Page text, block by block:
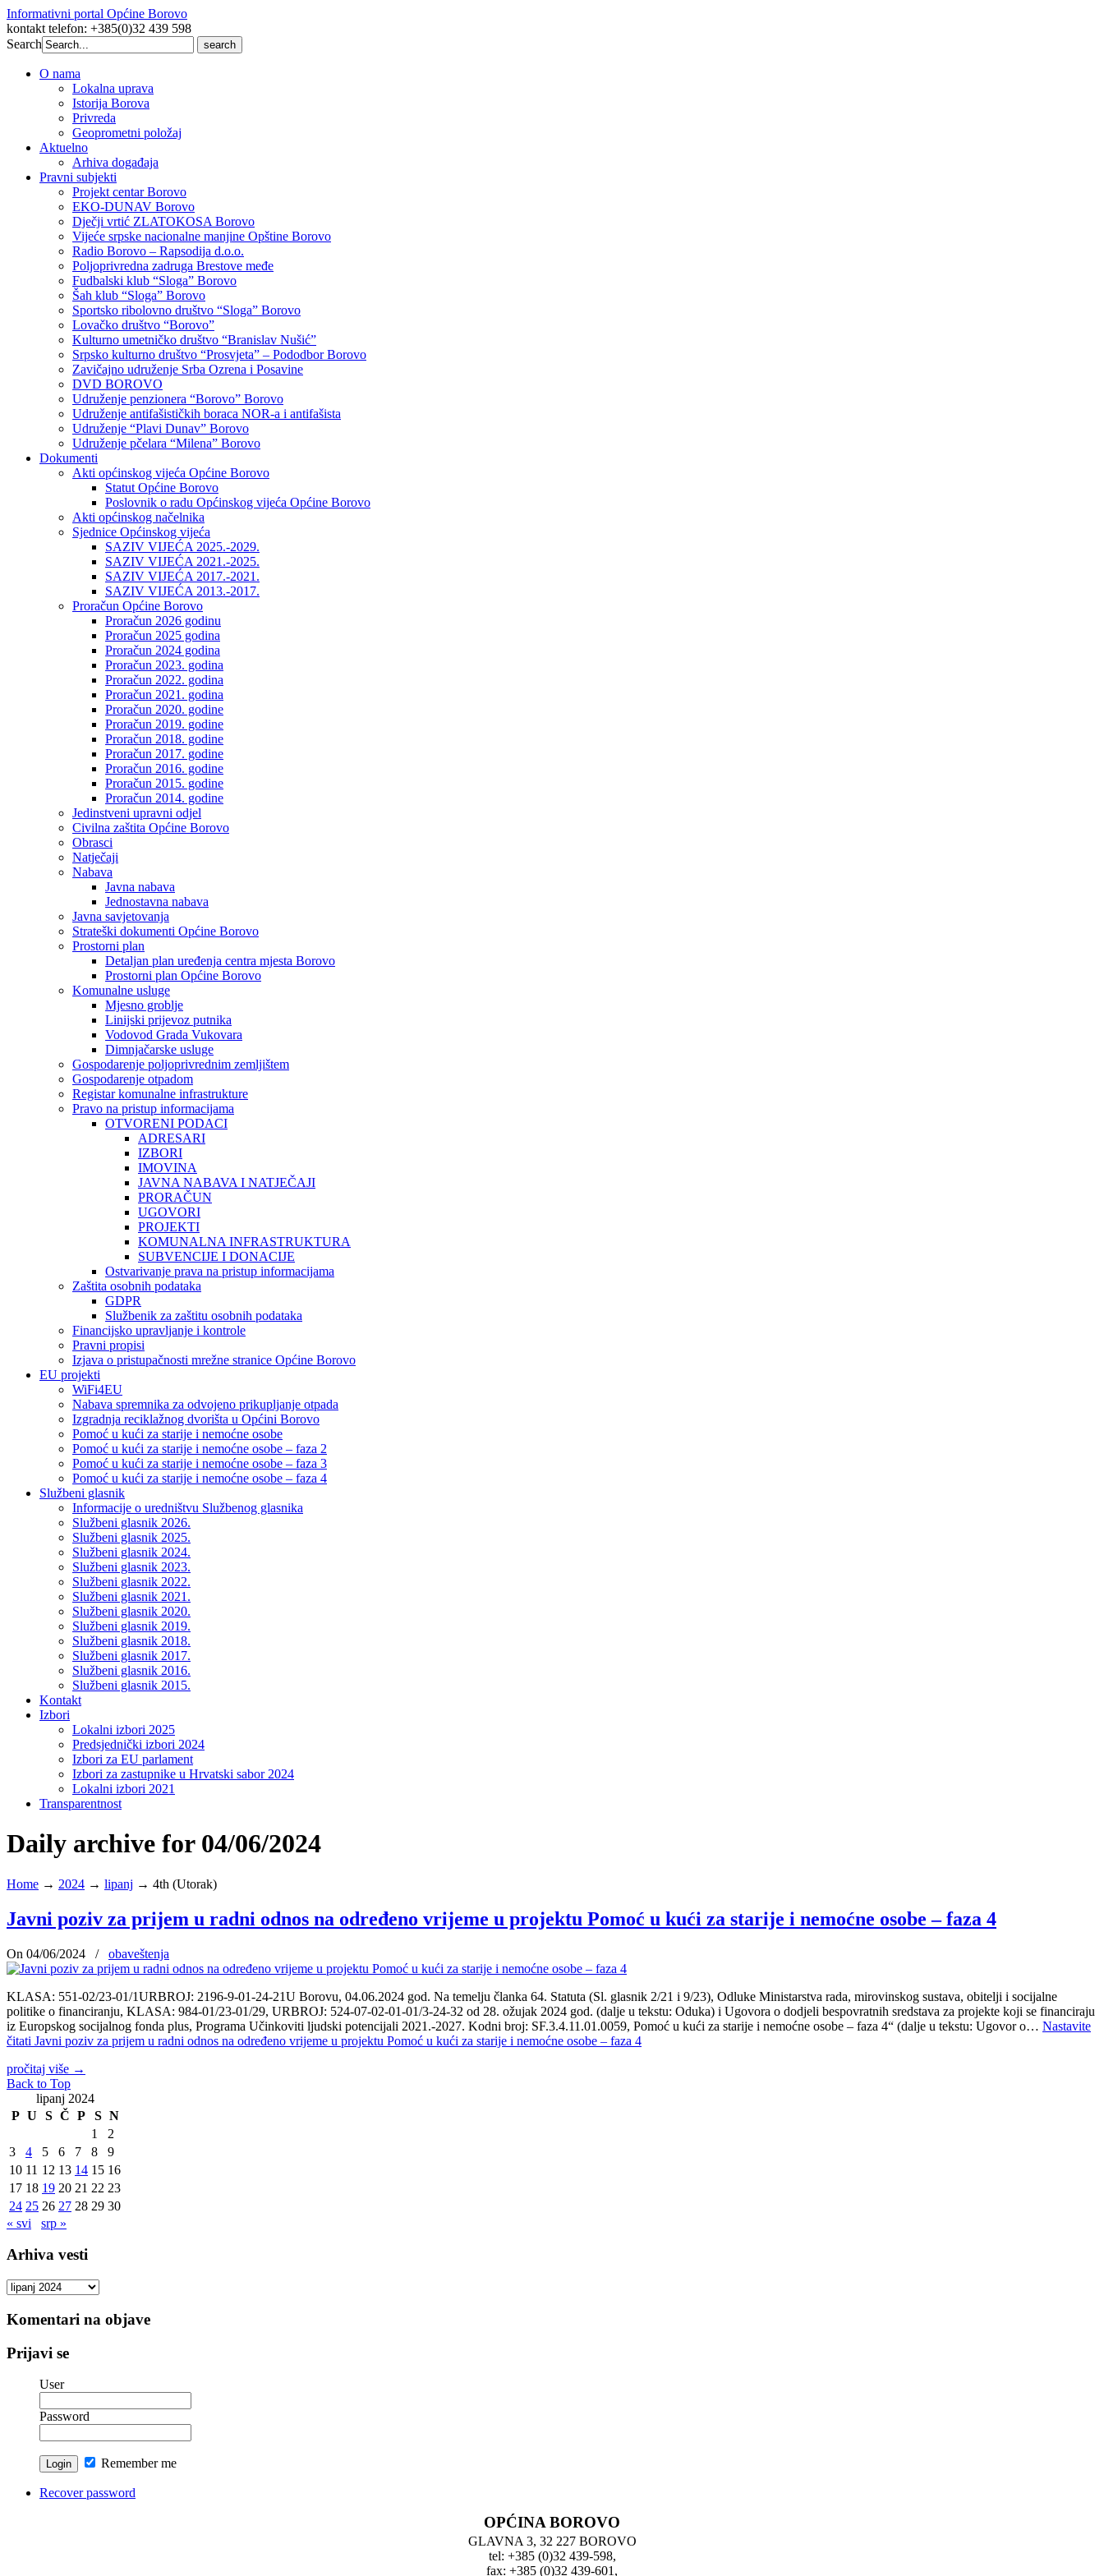
Informativni portal Općine Borovo
kontakt telefon: +385(0)32 439 598
Search
Search
O nama
Lokalna uprava
Istorija Borova
Privreda
Geoprometni položaj
Aktuelno
Arhiva događaja
Pravni subjekti
Projekt centar Borovo
EKO-DUNAV Borovo
Dječji vrtić ZLATOKOSA Borovo
Vijeće srpske nacionalne manjine Opštine Borovo
Radio Borovo – Rapsodija d.o.o.
Poljoprivredna zadruga Brestove međe
Fudbalski klub “Sloga” Borovo
Šah klub “Sloga” Borovo
Sportsko ribolovno društvo “Sloga” Borovo
Lovačko društvo “Borovo”
Kulturno umetničko društvo “Branislav Nušić”
Srpsko kulturno društvo “Prosvjeta” – Pododbor Borovo
Zavičajno udruženje Srba Ozrena i Posavine
DVD BOROVO
Udruženje penzionera “Borovo” Borovo
Udruženje antifašističkih boraca NOR-a i antifašista
Udruženje “Plavi Dunav” Borovo
Udruženje pčelara “Milena” Borovo
Dokumenti
Akti općinskog vijeća Općine Borovo
Statut Općine Borovo
Poslovnik o radu Općinskog vijeća Općine Borovo
Akti općinskog načelnika
Sjednice Općinskog vijeća
SAZIV VIJEĆA 2025.-2029.
SAZIV VIJEĆA 2021.-2025.
SAZIV VIJEĆA 2017.-2021.
SAZIV VIJEĆA 2013.-2017.
Proračun Općine Borovo
Proračun 2026 godinu
Proračun 2025 godina
Proračun 2024 godina
Proračun 2023. godina
Proračun 2022. godina
Proračun 2021. godina
Proračun 2020. godine
Proračun 2019. godine
Proračun 2018. godine
Proračun 2017. godine
Proračun 2016. godine
Proračun 2015. godine
Proračun 2014. godine
Jedinstveni upravni odjel
Civilna zaštita Općine Borovo
Obrasci
Natječaji
Nabava
Javna nabava
Jednostavna nabava
Javna savjetovanja
Strateški dokumenti Općine Borovo
Prostorni plan
Detaljan plan uređenja centra mjesta Borovo
Prostorni plan Općine Borovo
Komunalne usluge
Mjesno groblje
Linijski prijevoz putnika
Vodovod Grada Vukovara
Dimnjačarske usluge
Gospodarenje poljoprivrednim zemljištem
Gospodarenje otpadom
Registar komunalne infrastrukture
Pravo na pristup informacijama
OTVORENI PODACI
ADRESARI
IZBORI
IMOVINA
JAVNA NABAVA I NATJEČAJI
PRORAČUN
UGOVORI
PROJEKTI
KOMUNALNA INFRASTRUKTURA
SUBVENCIJE I DONACIJE
Ostvarivanje prava na pristup informacijama
Zaštita osobnih podataka
GDPR
Službenik za zaštitu osobnih podataka
Financijsko upravljanje i kontrole
Pravni propisi
Izjava o pristupačnosti mrežne stranice Općine Borovo
EU projekti
WiFi4EU
Nabava spremnika za odvojeno prikupljanje otpada
Izgradnja reciklažnog dvorišta u Općini Borovo
Pomoć u kući za starije i nemoćne osobe
Pomoć u kući za starije i nemoćne osobe – faza 2
Pomoć u kući za starije i nemoćne osobe – faza 3
Pomoć u kući za starije i nemoćne osobe – faza 4
Službeni glasnik
Informacije o uredništvu Službenog glasnika
Službeni glasnik 2026.
Službeni glasnik 2025.
Službeni glasnik 2024.
Službeni glasnik 2023.
Službeni glasnik 2022.
Službeni glasnik 2021.
Službeni glasnik 2020.
Službeni glasnik 2019.
Službeni glasnik 2018.
Službeni glasnik 2017.
Službeni glasnik 2016.
Službeni glasnik 2015.
Kontakt
Izbori
Lokalni izbori 2025
Predsjednički izbori 2024
Izbori za EU parlament
Izbori za zastupnike u Hrvatski sabor 2024
Lokalni izbori 2021
Transparentnost
Daily archive for 04/06/2024
Home → 2024 → lipanj → 4th (Utorak)
Javni poziv za prijem u radni odnos na određeno vrijeme u projektu Pomoć u kući za starije i nemoćne osobe – faza 4
On 04/06/2024 / obaveštenja
KLASA: 551-02/23-01/1URBROJ: 2196-9-01-24-21U Borovu, 04.06.2024 god. Na temelju članka 64. Statuta (Sl. glasnik 2/21 i 9/23), Odluke Ministarstva rada, mirovinskog sustava, obitelji i socijalne
politike o financiranju, KLASA: 984-01/23-01/29, URBROJ: 524-07-02-01-01/3-24-32 od 28. ožujak 2024 god. (dalje u tekstu: Oduka) i Ugovora o dodjeli bespovratnih sredstava za projekte koji se financiraju
iz Europskog socijalnog fonda plus, Programa Učinkoviti ljudski potencijali 2021.-2027. Kodni broj: SF.3.4.11.01.0059, Pomoć u kući za starije i nemoćne osobe – faza 4“ (dalje u tekstu: Ugovor o… Nastavite
čitati Javni poziv za prijem u radni odnos na određeno vrijeme u projektu Pomoć u kući za starije i nemoćne osobe – faza 4
pročitaj više →
Back to Top
lipanj 2024
P U S Č P S N
1
2
3
4 5 6 7 8
9
10 11 12 13 14 15 16
17 18 19 20 21 22 23
24 25 26 27 28 29 30
« svi
srp »
Arhiva vesti
Arhiva
Komentari na objave
Prijavi se
User
Password
Remember me
Recover password
OPĆINA BOROVO
GLAVNA 3, 32 227 BOROVO
tel: +385 (0)32 439-598,
fax: +385 (0)32 439-601,